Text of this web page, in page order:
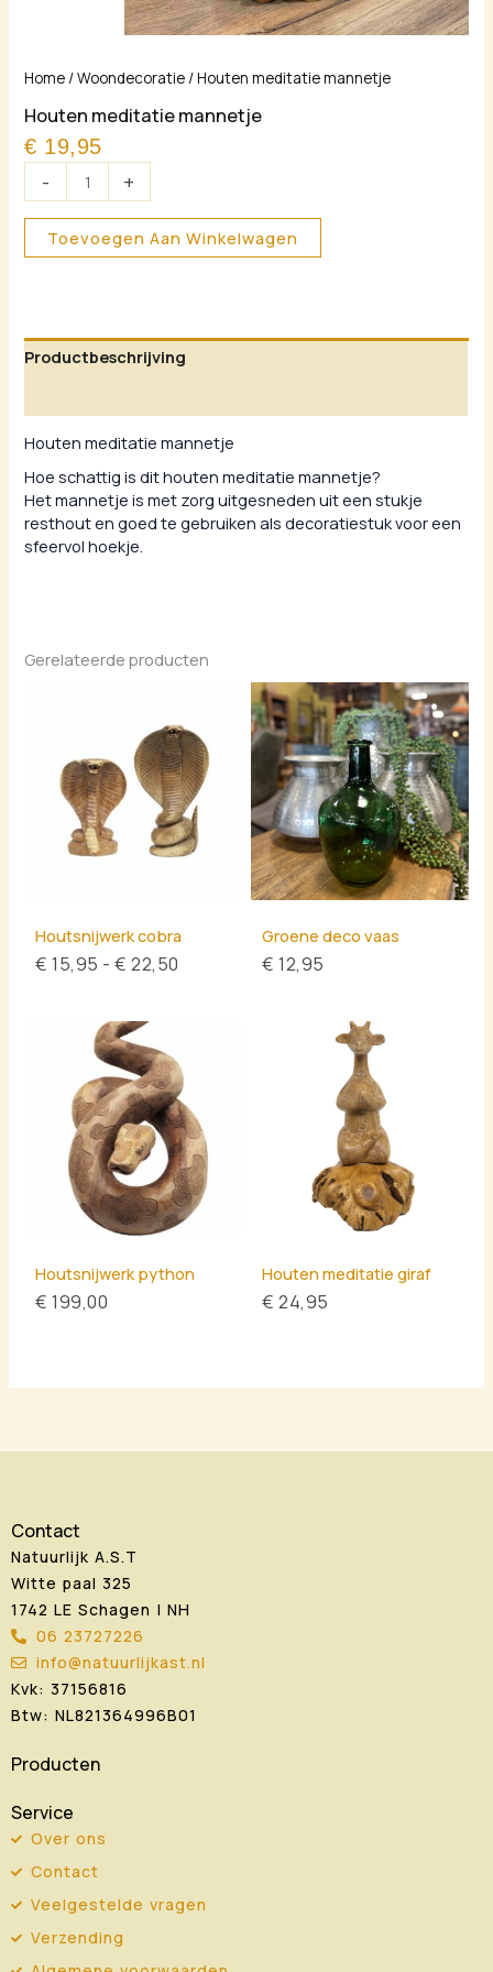
Home /Woondecoratie / Houten meditatie mannetje
Houten meditatie mannetje
€ 19,95
-
Houten
mannetje
aantal
+
Toevoegen Aan Winkelwagen
Productbeschrijving
Houten meditatie mannetje
Hoe schattig is dit houten meditatie mannetje?
Het mannetje is met zorg uitgesneden uit een stukje
resthout en goed te gebruiken als decoratiestuk voor een
sfeervol hoekje.
Gerelateerde producten
Houtsnijwerk cobra
€ 15,95 - € 22,50
Prijsklasse:
tot
€ 22,50
Groene deco vaas
€ 12,95
Houtsnijwerk python
€ 199,00
Houten meditatie giraf
€ 24,95
Contact
Natuurlijk A.S.T
Witte paal 325
1742 LE Schagen | NH
06 23727226
info@natuurlijkast.nl
Kvk: 37156816
Btw: NL821364996B01
Producten
Service
Over ons
Contact
Veelgestelde vragen
Verzending